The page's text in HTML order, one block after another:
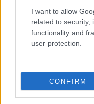
I want to allow
related to security,
functionality and
user protection.
CONFIRM
Continua a